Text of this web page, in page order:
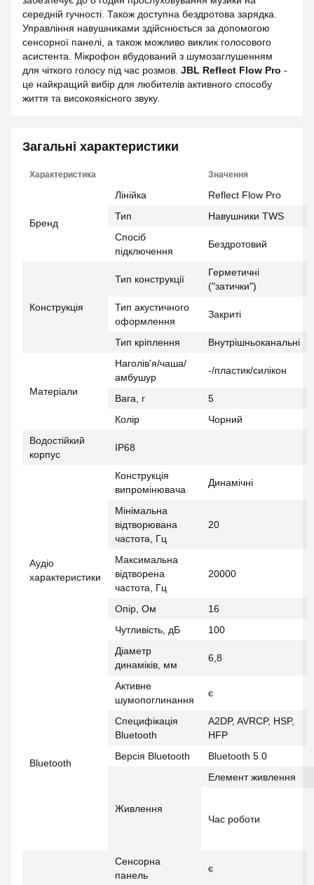
середній гучності. Також доступна бездротова зарядка.
Управління навушниками здійснюється за допомогою
сенсорної панелі, а також можливо виклик голосового
асистента. Мікрофон вбудований з шумозаглушенням
для чіткого голосу під час розмов. JBL Reflect Flow Pro -
це найкращий вибір для любителів активного способу
життя та високоякісного звуку.
Загальні характеристики
Характеристика Значення
Бренд
Лінійка
Reflect Flow Pro
Тип
Навушники TWS
Спосіб
підключення
Бездротовий
Конструкція
Тип конструкції
Герметичні
("затички")
Тип акустичного
оформлення
Закриті
Тип кріплення Внутрішньоканальні
Матеріали
Наголів'я/чаша/
амбушур
-/пластик/силікон
Вага, г
5
Колір
Чорний
Водостійкий
корпус
IP68
Аудіо
характеристики
Конструкція
випромінювача
Динамічні
Мінімальна
відтворювана
частота, Гц
20
Максимальна
відтворена
частота, Гц
20000
Опір, Ом
16
Чутливість, дБ
100
Діаметр
динаміків, мм
6,8
Bluetooth
Активне
шумопоглинання
є
Специфікація
Bluetooth
A2DP, AVRCP, HSP,
HFP
Версія Bluetooth
Bluetooth 5.0
Живлення
Елемент живлення
Час роботи
Сенсорна
панель
є